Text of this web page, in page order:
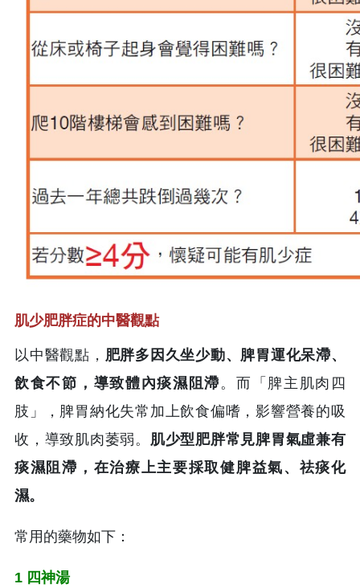
肌少肥胖症的中醫觀點
以中醫觀點， 肥胖多因久坐少動、脾胃運化呆滯、
飲食不節，導致體內痰濕阻滯。而「脾主肌肉四
肢」，脾胃納化失常加上飲食偏嗜，影響營養的吸
收，導致肌肉萎弱。 肌少型肥胖常見脾胃氣虛兼有
痰濕阻滯，在治療上主要採取健脾益氣、祛痰化
濕。
常用的藥物如下：
1 四神湯